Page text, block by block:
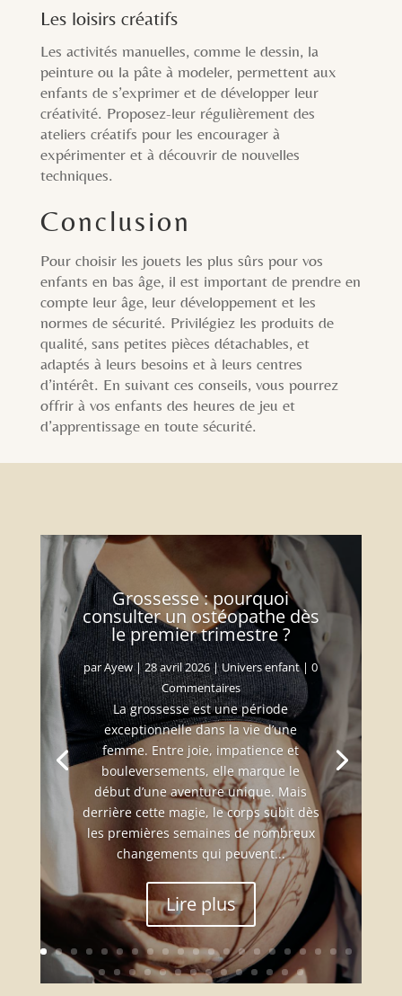
Les loisirs créatifs
Les activités manuelles, comme le dessin, la
peinture ou la pâte à modeler, permettent aux
enfants de s’exprimer et de développer leur
créativité. Proposez-leur régulièrement des
ateliers créatifs pour les encourager à
expérimenter et à découvrir de nouvelles
techniques.
Conclusion
Pour choisir les jouets les plus sûrs pour vos
enfants en bas âge, il est important de prendre en
compte leur âge, leur développement et les
normes de sécurité. Privilégiez les produits de
qualité, sans petites pièces détachables, et
adaptés à leurs besoins et à leurs centres
d’intérêt. En suivant ces conseils, vous pourrez
offrir à vos enfants des heures de jeu et
d’apprentissage en toute sécurité.
Grossesse : pourquoi
consulter un ostéopathe dès
le premier trimestre ?
parAyew|28 avril 2026|Univers enfant| 0
Commentaires
La grossesse est une période
exceptionnelle dans la vie d’une
femme. Entre joie, impatience et
bouleversements, elle marque le
début d’une aventure unique. Mais
derrière cette magie, le corps subit dès
les premières semaines de nombreux
changements qui peuvent...
Lire plus